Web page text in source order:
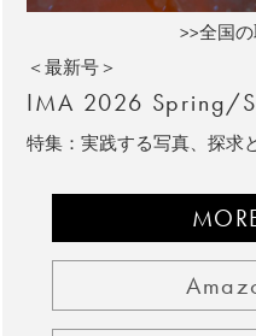
>>全国
＜最新号＞
IMA 2026 Spring/
特集：実践する写真、探求